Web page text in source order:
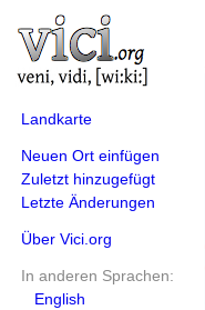
Landkarte
Neuen Ort einfügen
Zuletzt hinzugefügt
Letzte Änderungen
Über Vici.org
In anderen Sprachen:
English